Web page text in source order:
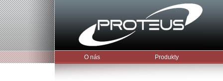
O nás Produkty